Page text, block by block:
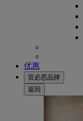
优惠
宜必思品牌
返回